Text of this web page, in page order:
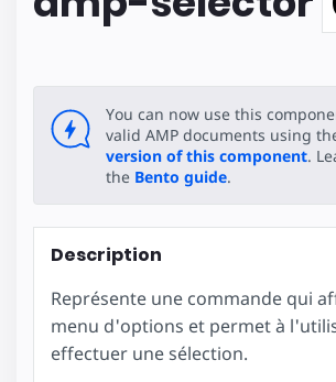
You can now use this
valid AMP documents using
version of this component.
the Bento guide.
Description
Représente une commande qui
menu d'options et permet à
effectuer une sélection.